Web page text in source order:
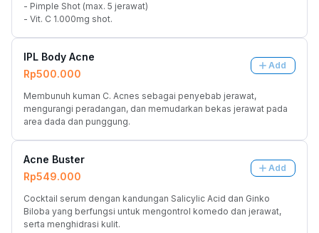
- Pimple Shot (max. 5 jerawat)
- Vit. C 1.000mg shot.
IPL Body Acne
Rp500.000
Add
Membunuh kuman C. Acnes sebagai penyebab jerawat,
mengurangi peradangan, dan memudarkan bekas jerawat pada
area dada dan punggung.
Acne Buster
Rp549.000
Add
Cocktail serum dengan kandungan Salicylic Acid dan Ginko
Biloba yang berfungsi untuk mengontrol komedo dan jerawat,
serta menghidrasi kulit.